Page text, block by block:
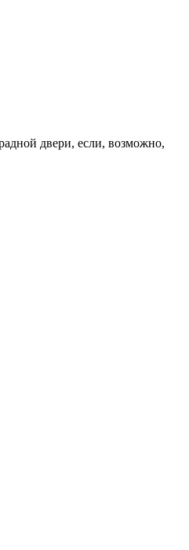
двери, если, возможно,